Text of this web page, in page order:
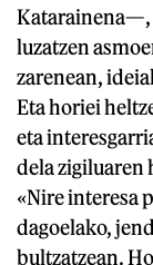
Katarainena—,
luzatzen
zarenean,
Eta horiei
eta
dela zigiluaren
«Nire interesa
dagoelako,
bultzatzean.